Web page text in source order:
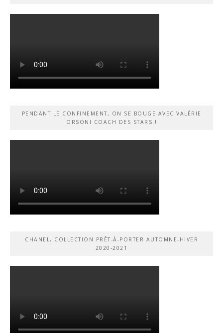
PENDANT LE CONFINEMENT, ON SE BOUGE AVEC VALÉRIE
ORSONI COACH DES STARS !
CHANEL, COLLECTION PRÊT-À-PORTER AUTOMNE-HIVER
2020-2021